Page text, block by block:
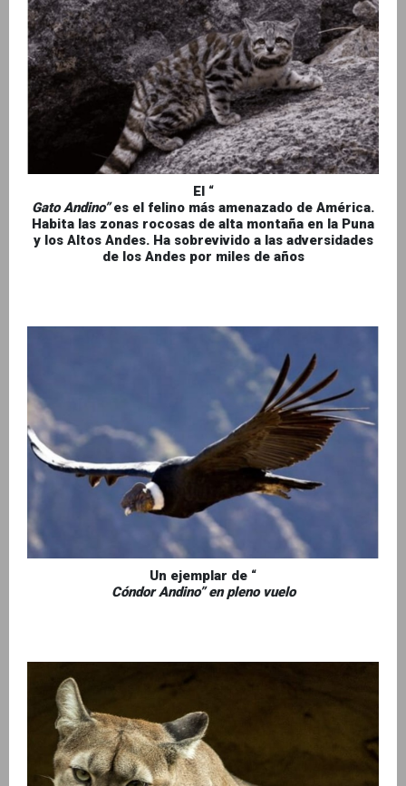
El “
Gato Andino”es el felino más amenazado de América.
Habita las zonas rocosas de alta montaña en la Puna
y los Altos Andes. Ha sobrevivido a las adversidades
de los Andes por miles de años
Un ejemplar de “
Cóndor Andino” en pleno vuelo